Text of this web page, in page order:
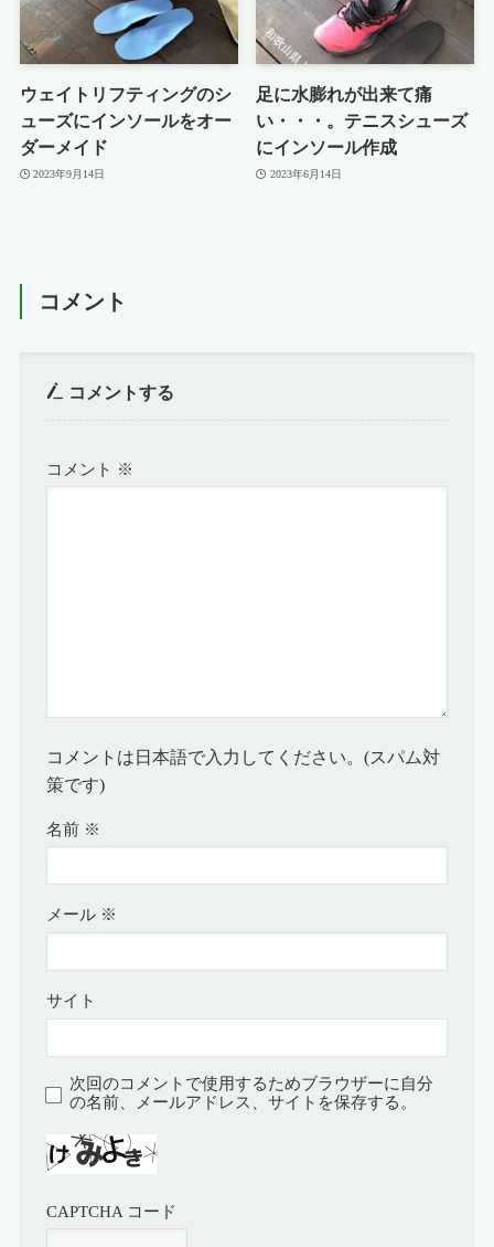
ウェイトリフティングのシ
ューズにインソールをオー
ダーメイド
2023年9月14日
足に水膨れが出来て痛
い・・・。テニスシューズ
にインソール作成
2023年6月14日
コメント
コメントする
コメント ※
コメントは日本語で入力してください。(スパム対
策です)
名前 ※
メール ※
サイト
次回のコメントで使用するためブラウザーに自分
の名前、メールアドレス、サイトを保存する。
CAPTCHA コード